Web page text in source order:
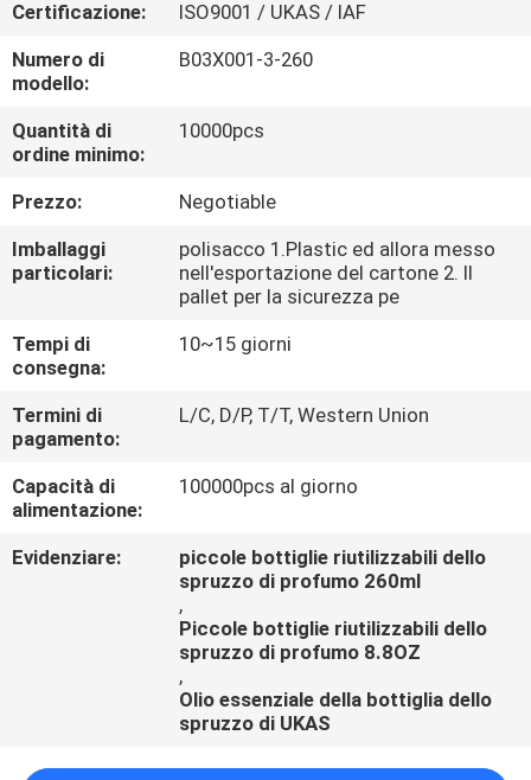
GIRO
DELLA
FABBRICA
CONTROLLO
DI
QUALITÀ
Certificazione:
ISO9001 / UKAS / IAF
Numero di
modello:
B03X001-3-260
Quantità di
ordine minimo:
10000pcs
Prezzo:
Negotiable
Imballaggi
particolari:
polisacco 1.Plastic ed allora messo
nell'esportazione del cartone 2. Il
pallet per la sicurezza pe
Tempi di
consegna:
10~15 giorni
Termini di
pagamento:
L/C, D/P, T/T, Western Union
Capacità di
alimentazione:
100000pcs al giorno
Evidenziare:
piccole bottiglie riutilizzabili dello
spruzzo di profumo 260ml
,
Piccole bottiglie riutilizzabili dello
spruzzo di profumo 8.8OZ
,
Olio essenziale della bottiglia dello
spruzzo di UKAS